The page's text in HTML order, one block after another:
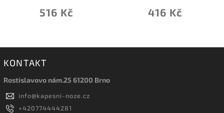
516 Kč 416 Kč
KONTAKT
Rostislavovo nám.25 61200 Brno
info@kapesni-noze.cz
+420774444281